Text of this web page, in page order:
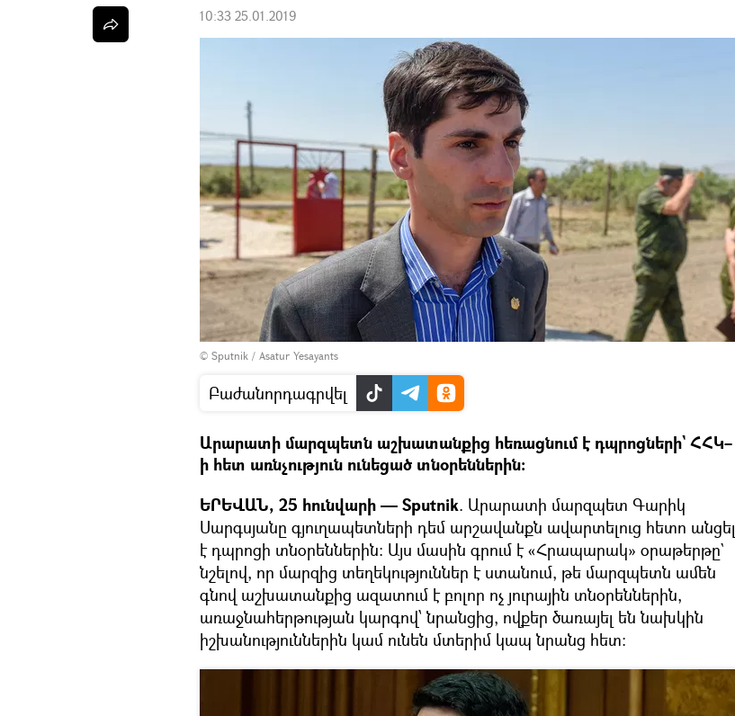
10:33 25.01.2019
© Sputnik / Asatur Yesayants
Բաժանորդագրվել
Արարատի մարզպետն աշխատանքից հեռացնում է դպրոցների` ՀՀԿ–
ի հետ առնչություն ունեցած տնօրեններին։
ԵՐԵՎԱՆ, 25 հունվարի — Sputnik. Արարատի մարզպետ Գարիկ
Սարգսյանը գյուղապետների դեմ արշավանքն ավարտելուց հետո անցել
է դպրոցի տնօրեններին։ Այս մասին գրում է «Հրապարակ» օրաթերթը`
նշելով, որ մարզից տեղեկություններ է ստանում, թե մարզպետն ամեն
գնով աշխատանքից ազատում է բոլոր ոչ յուրային տնօրեններին,
առաջնահերթության կարգով՝ նրանցից, ովքեր ծառայել են նախկին
իշխանություններին կամ ունեն մտերիմ կապ նրանց հետ։